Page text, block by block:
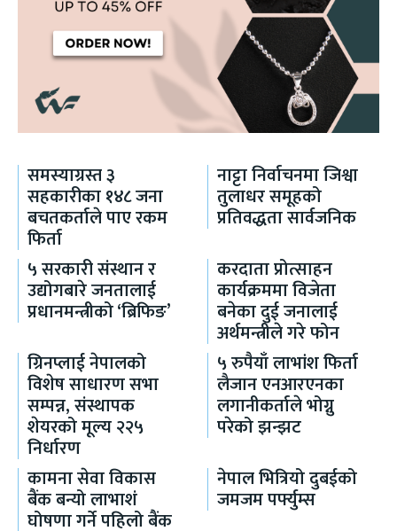
समस्याग्रस्त ३
सहकारीका १४८ जना
बचतकर्ताले पाए रकम
फिर्ता
नाट्टा निर्वाचनमा जिश्वा
तुलाधर समूहको
प्रतिवद्धता सार्वजनिक
५ सरकारी संस्थान र
उद्योगबारे जनतालाई
प्रधानमन्त्रीको ‘ब्रिफिङ’
करदाता प्रोत्साहन
कार्यक्रममा विजेता
बनेका दुई जनालाई
अर्थमन्त्रीले गरे फोन
ग्रिनप्लाई नेपालको
विशेष साधारण सभा
सम्पन्न, संस्थापक
शेयरको मूल्य २२५
निर्धारण
५ रुपैयाँ लाभांश फिर्ता
लैजान एनआरएनका
लगानीकर्ताले भोग्नु
परेको झन्झट
कामना सेवा विकास
बैंक बन्यो लाभाशं
घोषणा गर्ने पहिलो बैंक
नेपाल भित्रियो दुबईको
जमजम पर्फ्युम्स